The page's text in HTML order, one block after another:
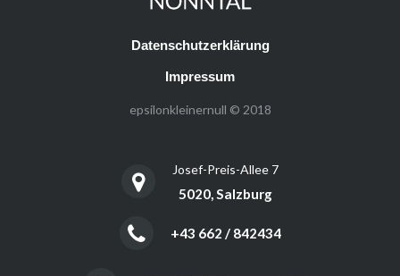
Datenschutzerklärung
Impressum
epsilonkleinernull © 2018
Josef-Preis-Allee 7
5020, Salzburg
+43 662 / 842434